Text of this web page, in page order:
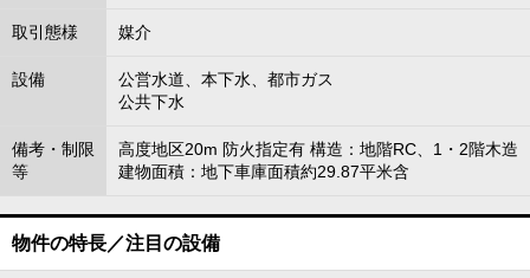
取引態様 媒介
設備
公営水道、本下水、都市ガス
公共下水
備考・制限
等
高度地区20m 防火指定有 構造：地階RC、1・2階木造
建物面積：地下車庫面積約29.87平米含
物件の特長／注目の設備